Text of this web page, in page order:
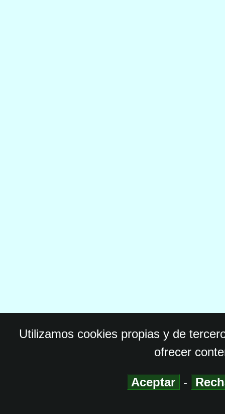
Utilizamos cookies propias y de
ofrecer
Aceptar -